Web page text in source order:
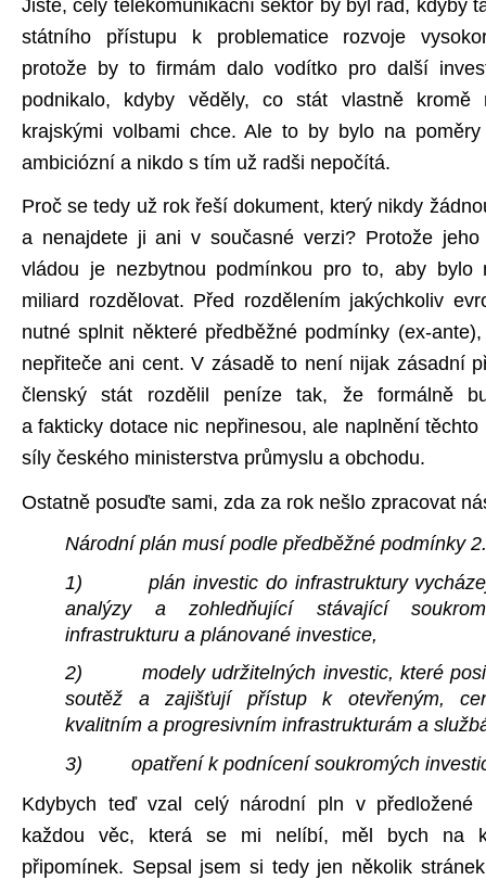
Jistě, celý telekomunikační sektor by byl rád, kdyby
státního přístupu k problematice rozvoje
protože by to firmám dalo vodítko pro další
podnikalo, kdyby věděly, co stát vlastně kromě
krajskými volbami chce. Ale to by bylo na
ambiciózní a nikdo s tím už radši nepočítá.
Proč se tedy už rok řeší dokument, který nikdy
a nenajdete ji ani v současné verzi? Protože
vládou je nezbytnou podmínkou pro to, aby bylo
miliard rozdělovat. Před rozdělením jakýchkoliv
nutné splnit některé předběžné podmínky (ex-
nepřiteče ani cent. V zásadě to není nijak zásadní
členský stát rozdělil peníze tak, že formálně
a fakticky dotace nic nepřinesou, ale naplnění
síly českého ministerstva průmyslu a obchodu.
Ostatně posuďte sami, zda za rok nešlo zpracovat
Národní plán musí podle předběžné podmínky
1) plán investic do infrastruktury
analýzy a zohledňující stávající
infrastrukturu a plánované investice,
2) modely udržitelných investic, které
soutěž a zajišťují přístup k otevřeným,
kvalitním a progresivním infrastrukturám a
3) opatření k podnícení soukromých
Kdybych teď vzal celý národní pln v předložené
každou věc, která se mi nelíbí, měl bych na
připomínek. Sepsal jsem si tedy jen několik